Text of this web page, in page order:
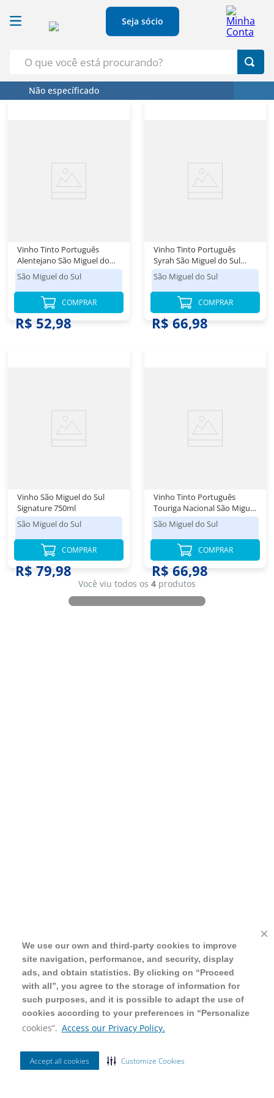
We use our own and third-party cookies to improve
site navigation, performance, and security, display
ads, and obtain statistics. By clicking on “Proceed
with all”, you agree to the storage of information for
such purposes, and it is possible to adapt the use of
cookies according to your preferences in “Personalize
cookies”. Access our Privacy Policy.
Accept all cookies Customize Cookies
We use our own and third-party cookies to improve
site navigation, performance, and security, display
ads, and obtain statistics. By clicking on “Proceed
with all”, you agree to the storage of information for
such purposes, and it is possible to adapt the use of
cookies according to your preferences in “Personalize
cookies”. Access our Privacy Policy.
Accept all cookies Customize Cookies
Seja sócio
Não específicado
Vinho Tinto Português
Alentejano São Miguel do
Sul 750ml
São Miguel do Sul
R$ 52,98
COMPRAR
Vinho Tinto Português
Syrah São Miguel do Sul
750ml
São Miguel do Sul
R$ 66,98
COMPRAR
Vinho São Miguel do Sul
Signature 750ml
São Miguel do Sul
R$ 79,98
COMPRAR
Vinho Tinto Português
Touriga Nacional São Miguel
do Sul 750ml
São Miguel do Sul
R$ 66,98
COMPRAR
Você viu todos os 4 produtos
Termos Mais Buscados
Leite
Papel Higienico